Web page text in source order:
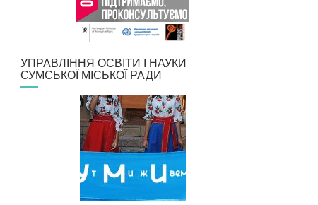
УПРАВЛІННЯ ОСВІТИ І НАУКИ
СУМСЬКОЇ МІСЬКОЇ РАДИ